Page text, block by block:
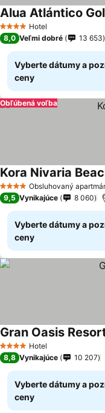
4 Počet hviezdičiek
Hotel
Alua Atlántico
8,0 Veľmi dobré 13 653
Vyberte dátumy a
ceny
Obľúbená voľba
4 Počet hviezdičiek
Obsluhovaný
Kora Nivaria
9,5 Vynikajúce 8 060
Vyberte dátumy a
ceny
4 Počet hviezdičiek
Hotel
Gran Oasis
8,8 Vynikajúce 10 207
Vyberte dátumy a
ceny